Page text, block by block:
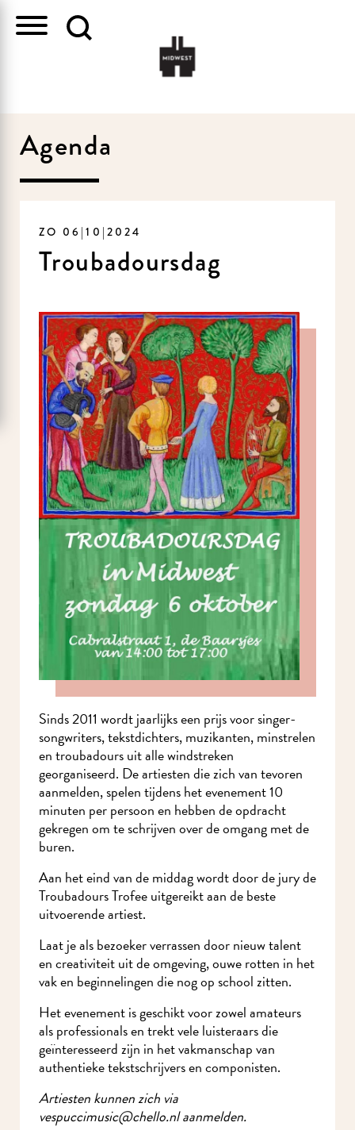
Agenda
ZO 06|10|2024
Troubadoursdag
Sinds 2011 wordt jaarlijks een prijs voor singer-
songwriters, tekstdichters, muzikanten, minstrelen
en troubadours uit alle windstreken
georganiseerd. De artiesten die zich van tevoren
aanmelden, spelen tijdens het evenement 10
minuten per persoon en hebben de opdracht
gekregen om te schrijven over de omgang met de
buren.
Aan het eind van de middag wordt door de jury de
Troubadours Trofee uitgereikt aan de beste
uitvoerende artiest.
Laat je als bezoeker verrassen door nieuw talent
en creativiteit uit de omgeving, ouwe rotten in het
vak en beginnelingen die nog op school zitten.
Het evenement is geschikt voor zowel amateurs
als professionals en trekt vele luisteraars die
geïnteresseerd zijn in het vakmanschap van
authentieke tekstschrijvers en componisten.
Artiesten kunnen zich via
vespuccimusic@chello.nl aanmelden.